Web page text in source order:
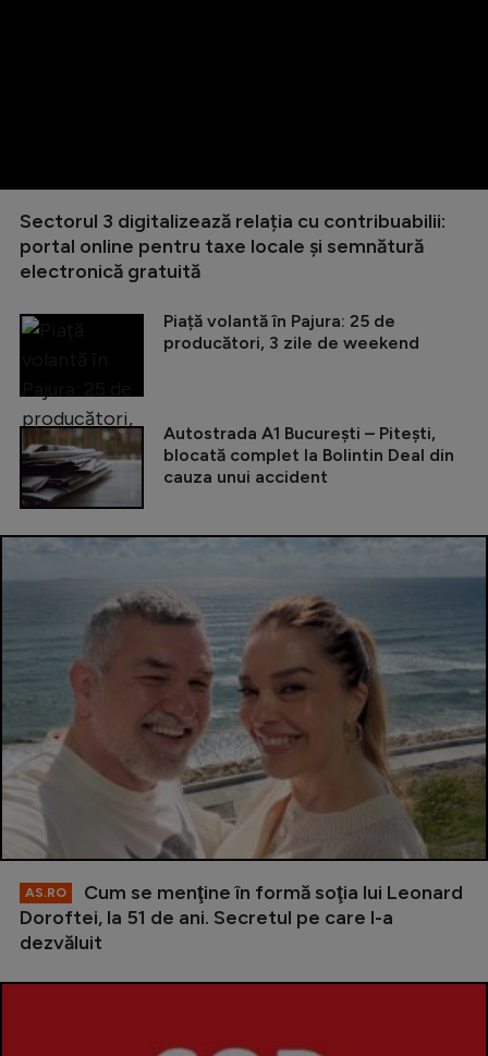
Sectorul 3 digitalizează relația cu contribuabilii:
portal online pentru taxe locale și semnătură
electronică gratuită
Piață volantă în Pajura: 25 de
producători, 3 zile de weekend
Autostrada A1 București – Pitești,
blocată complet la Bolintin Deal din
cauza unui accident
AS.RO
Cum se menţine în formă soţia lui Leonard
Doroftei, la 51 de ani. Secretul pe care l-a
dezvăluit